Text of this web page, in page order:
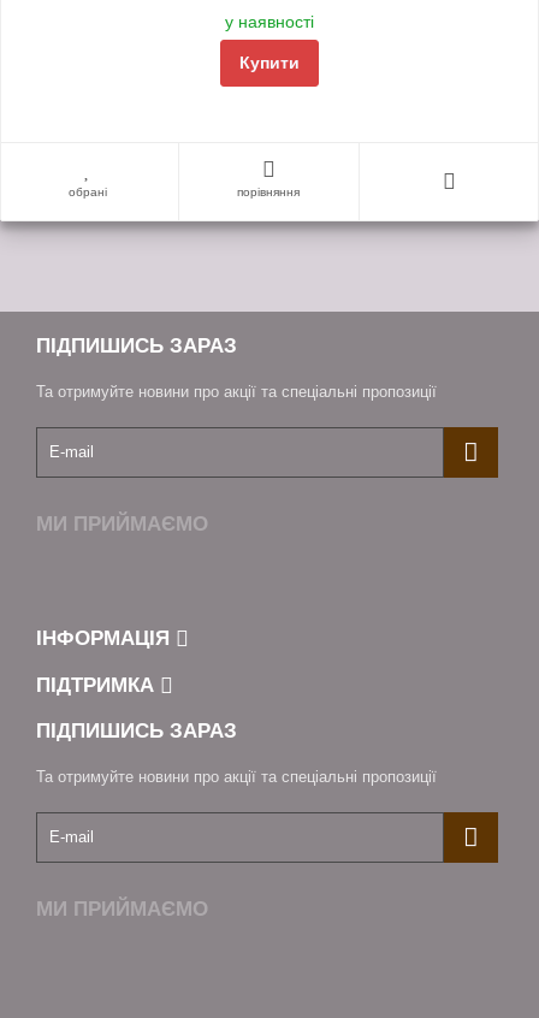
у наявності
Купити
обрані порівняння
ПІДПИШИСЬ ЗАРАЗ
Та отримуйте новини про акції та спеціальні пропозиції
МИ ПРИЙМАЄМО
ІНФОРМАЦІЯ
ПІДТРИМКА
ПІДПИШИСЬ ЗАРАЗ
Та отримуйте новини про акції та спеціальні пропозиції
МИ ПРИЙМАЄМО